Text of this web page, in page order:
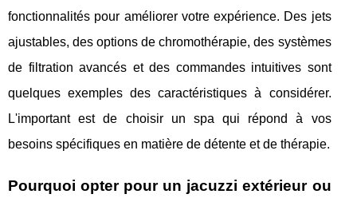
fonctionnalités pour améliorer votre expérience. Des jets
ajustables, des options de chromothérapie, des systèmes
de filtration avancés et des commandes intuitives sont
quelques exemples des caractéristiques à considérer.
L'important est de choisir un spa qui répond à vos
besoins spécifiques en matière de détente et de thérapie.
Pourquoi opter pour un jacuzzi extérieur ou